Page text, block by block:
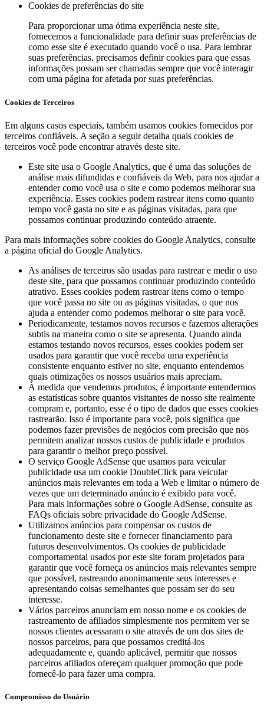
Cookies de preferências do site
Para proporcionar uma ótima experiência neste site,
fornecemos a funcionalidade para definir suas preferências de
como esse site é executado quando você o usa. Para lembrar
suas preferências, precisamos definir cookies para que essas
informações possam ser chamadas sempre que você interagir
com uma página for afetada por suas preferências.
Cookies de Terceiros
Em alguns casos especiais, também usamos cookies fornecidos por
terceiros confiáveis. A seção a seguir detalha quais cookies de
terceiros você pode encontrar através deste site.
Este site usa o Google Analytics, que é uma das soluções de
análise mais difundidas e confiáveis ​​da Web, para nos ajudar a
entender como você usa o site e como podemos melhorar sua
experiência. Esses cookies podem rastrear itens como quanto
tempo você gasta no site e as páginas visitadas, para que
possamos continuar produzindo conteúdo atraente.
Para mais informações sobre cookies do Google Analytics, consulte
a página oficial do Google Analytics.
As análises de terceiros são usadas para rastrear e medir o uso
deste site, para que possamos continuar produzindo conteúdo
atrativo. Esses cookies podem rastrear itens como o tempo
que você passa no site ou as páginas visitadas, o que nos
ajuda a entender como podemos melhorar o site para você.
Periodicamente, testamos novos recursos e fazemos alterações
subtis na maneira como o site se apresenta. Quando ainda
estamos testando novos recursos, esses cookies podem ser
usados ​​para garantir que você receba uma experiência
consistente enquanto estiver no site, enquanto entendemos
quais otimizações os nossos usuários mais apreciam.
À medida que vendemos produtos, é importante entendermos
as estatísticas sobre quantos visitantes de nosso site realmente
compram e, portanto, esse é o tipo de dados que esses cookies
rastrearão. Isso é importante para você, pois significa que
podemos fazer previsões de negócios com precisão que nos
permitem analizar nossos custos de publicidade e produtos
para garantir o melhor preço possível.
O serviço Google AdSense que usamos para veicular
publicidade usa um cookie DoubleClick para veicular
anúncios mais relevantes em toda a Web e limitar o número de
vezes que um determinado anúncio é exibido para você.
Para mais informações sobre o Google AdSense, consulte as
FAQs oficiais sobre privacidade do Google AdSense.
Utilizamos anúncios para compensar os custos de
funcionamento deste site e fornecer financiamento para
futuros desenvolvimentos. Os cookies de publicidade
comportamental usados ​​por este site foram projetados para
garantir que você forneça os anúncios mais relevantes sempre
que possível, rastreando anonimamente seus interesses e
apresentando coisas semelhantes que possam ser do seu
interesse.
Vários parceiros anunciam em nosso nome e os cookies de
rastreamento de afiliados simplesmente nos permitem ver se
nossos clientes acessaram o site através de um dos sites de
nossos parceiros, para que possamos creditá-los
adequadamente e, quando aplicável, permitir que nossos
parceiros afiliados ofereçam qualquer promoção que pode
fornecê-lo para fazer uma compra.
Compromisso do Usuário